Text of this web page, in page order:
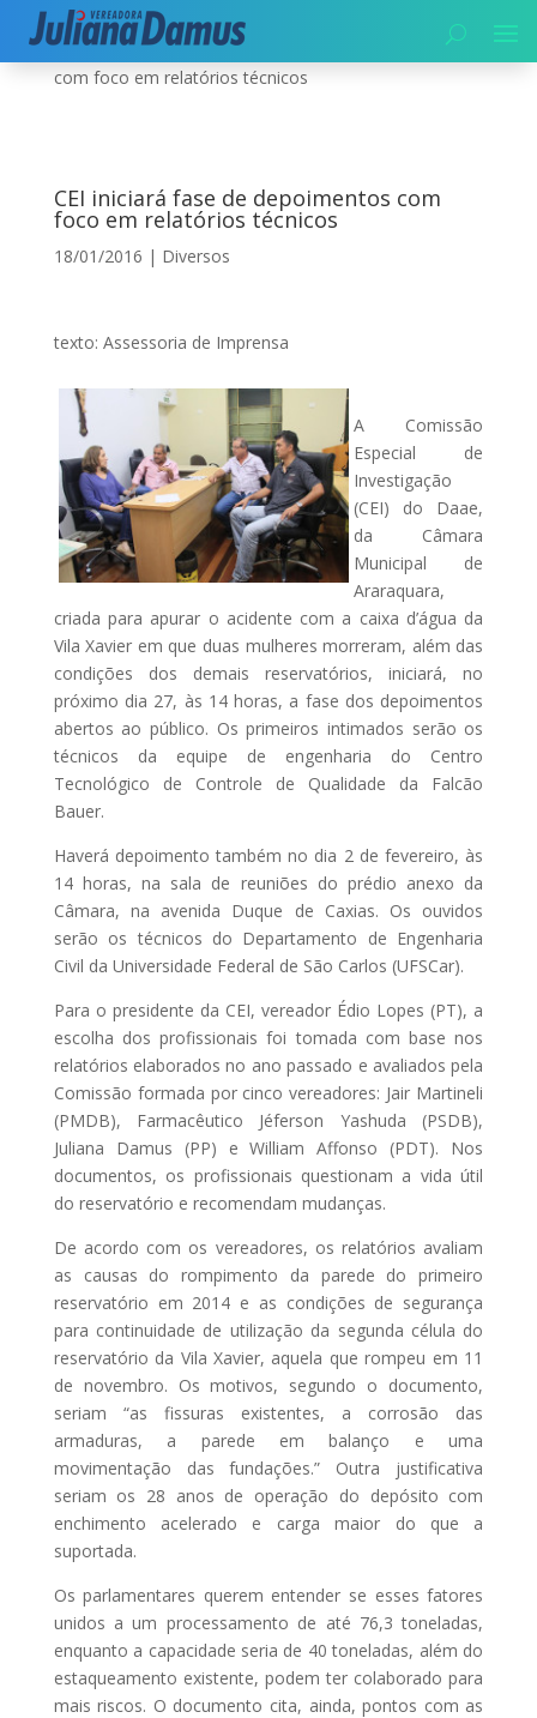
Início|Diversos|CEI iniciará fase de depoimentos
com foco em relatórios técnicos
CEI iniciará fase de depoimentos com
foco em relatórios técnicos
18/01/2016 | Diversos
texto: Assessoria de Imprensa
A Comissão
Especial de
Investigação
(CEI) do Daae,
da Câmara
Municipal de
Araraquara,
criada para apurar o acidente com a caixa d’água da
Vila Xavier em que duas mulheres morreram, além das
condições dos demais reservatórios, iniciará, no
próximo dia 27, às 14 horas, a fase dos depoimentos
abertos ao público. Os primeiros intimados serão os
técnicos da equipe de engenharia do Centro
Tecnológico de Controle de Qualidade da Falcão
Bauer.
Haverá depoimento também no dia 2 de fevereiro, às
14 horas, na sala de reuniões do prédio anexo da
Câmara, na avenida Duque de Caxias. Os ouvidos
serão os técnicos do Departamento de Engenharia
Civil da Universidade Federal de São Carlos (UFSCar).
Para o presidente da CEI, vereador Édio Lopes (PT), a
escolha dos profissionais foi tomada com base nos
relatórios elaborados no ano passado e avaliados pela
Comissão formada por cinco vereadores: Jair Martineli
(PMDB), Farmacêutico Jéferson Yashuda (PSDB),
Juliana Damus (PP) e William Affonso (PDT). Nos
documentos, os profissionais questionam a vida útil
do reservatório e recomendam mudanças.
De acordo com os vereadores, os relatórios avaliam
as causas do rompimento da parede do primeiro
reservatório em 2014 e as condições de segurança
para continuidade de utilização da segunda célula do
reservatório da Vila Xavier, aquela que rompeu em 11
de novembro. Os motivos, segundo o documento,
seriam “as fissuras existentes, a corrosão das
armaduras, a parede em balanço e uma
movimentação das fundações.” Outra justificativa
seriam os 28 anos de operação do depósito com
enchimento acelerado e carga maior do que a
suportada.
Os parlamentares querem entender se esses fatores
unidos a um processamento de até 76,3 toneladas,
enquanto a capacidade seria de 40 toneladas, além do
estaqueamento existente, podem ter colaborado para
mais riscos. O documento cita, ainda, pontos com as